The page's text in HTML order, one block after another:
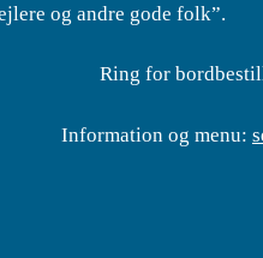
og andre gode folk”.
Ring for
Information og menu: